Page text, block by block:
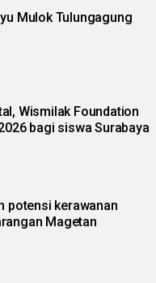
Mulok Tulungagung
Wismilak Foundation
bagi siswa Surabaya
potensi kerawanan
Magetan